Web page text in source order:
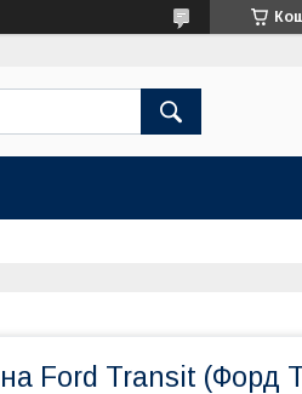
Ford Transit (Форд